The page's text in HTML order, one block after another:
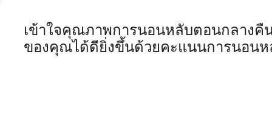
เข้าใจคุณภาพการนอนหลับตอนกลางคื
ของคุณได้ดียิ่งขึ้นด้วยคะแนนการนอน